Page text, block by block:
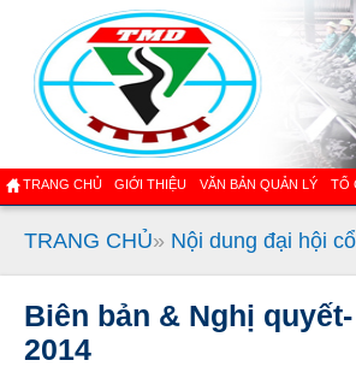
TRANG CHỦ GIỚI THIỆU VĂN BẢN QUẢN LÝ TỔ
TRANG CHỦ» Nội dung đại hội
Biên bản & Nghị
2014